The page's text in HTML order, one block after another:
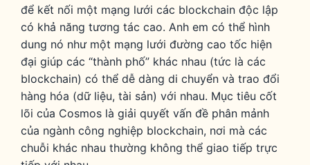
để kết nối một mạng lưới các blockchain độc lập
có khả năng tương tác cao. Anh em có thể hình
dung nó như một mạng lưới đường cao tốc hiện
đại giúp các “thành phố” khác nhau (tức là các
blockchain) có thể dễ dàng di chuyển và trao đổi
hàng hóa (dữ liệu, tài sản) với nhau. Mục tiêu cốt
lõi của Cosmos là giải quyết vấn đề phân mảnh
của ngành công nghiệp blockchain, nơi mà các
chuỗi khác nhau thường không thể giao tiếp trực